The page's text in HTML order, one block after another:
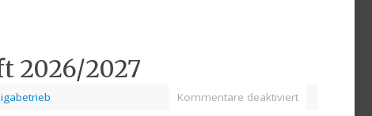
2026/2027
Kommentare deaktiviert